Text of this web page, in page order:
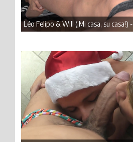
Léo Felipo & Will (¡Mi casa, su casa!) -